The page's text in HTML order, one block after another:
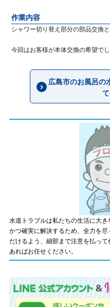
作業内容
シャワー切り替え部分の部品交換
今回はお客様が本体交換の希望で
広島市のお風呂の
水道トラブルは私たちの生活に大
かつ確実に解決するため、全力を
だけるよう、細部まで注意を払っ
あればお任せください。